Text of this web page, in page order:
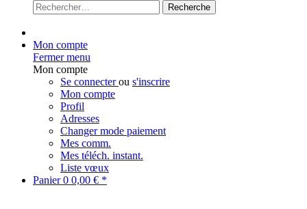
Recherche
Mon compte
Fermer menu
Mon compte
Se connecterou s'inscrire
Mon compte
Profil
Adresses
Changer mode paiement
Mes comm.
Mes téléch. instant.
Liste vœux
Panier0 0,00 € *